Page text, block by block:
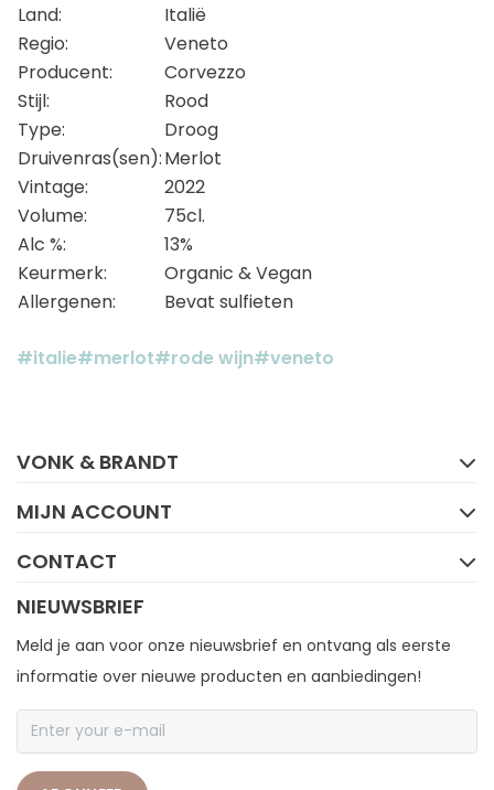
Land:
Italië
Regio:
Veneto
Producent:
Corvezzo
Stijl:
Rood
Type:
Droog
Druivenras(sen):Merlot
Vintage:
2022
Volume:
75cl.
Alc %:
13%
Keurmerk:
Organic & Vegan
Allergenen:
Bevat sulfieten
#italie#merlot#rode wijn#veneto
VONK & BRANDT
MIJN ACCOUNT
CONTACT
NIEUWSBRIEF
Meld je aan voor onze nieuwsbrief en ontvang als eerste
informatie over nieuwe producten en aanbiedingen!